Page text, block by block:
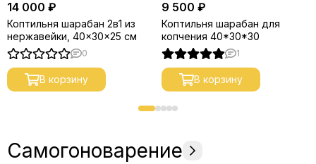
14 000 ₽
Коптильня шарабан 2в1 из
нержавейки, 40x30x25 см
0
В корзину
9 500 ₽
Коптильня шарабан для
копчения 40*30*30
1
В корзину
Самогоноварение